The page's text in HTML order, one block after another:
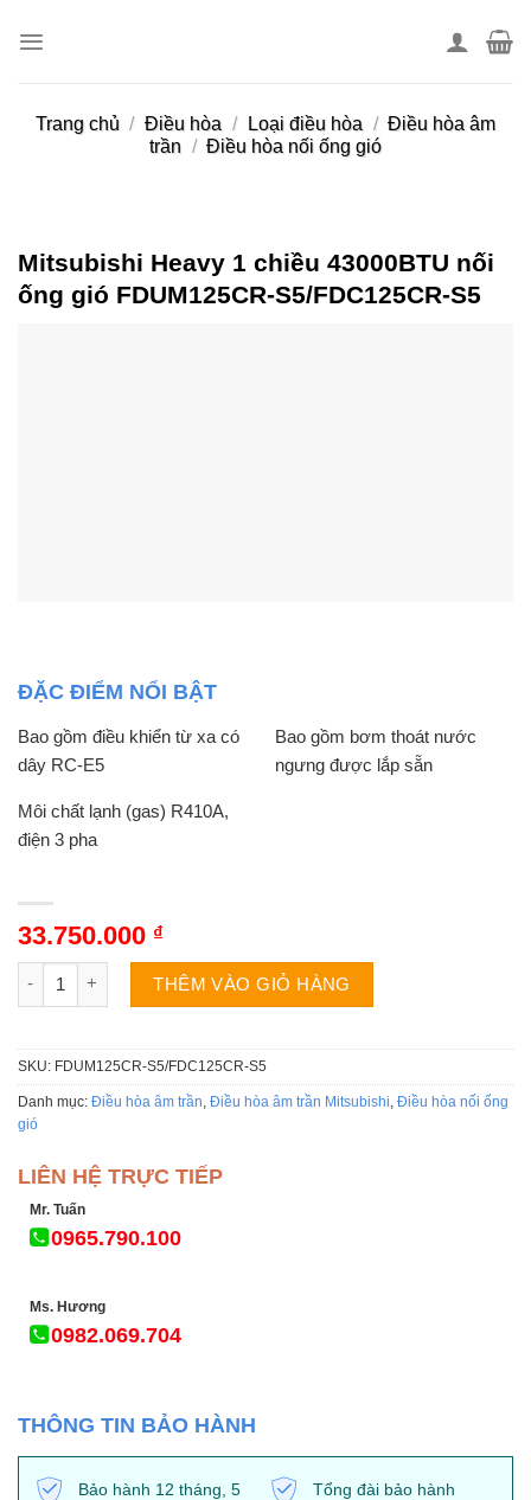
Trang chủ / Điều hòa / Loại điều hòa / Điều hòa âm
trần / Điều hòa nối ống gió
Mitsubishi Heavy 1 chiều 43000BTU nối
ống gió FDUM125CR-S5/FDC125CR-S5
ĐẶC ĐIỂM NỔI BẬT
Bao gồm điều khiển từ xa có
dây RC-E5
Bao gồm bơm thoát nước
ngưng được lắp sẵn
Môi chất lạnh (gas) R410A,
điện 3 pha
33.750.000 ₫
Mitsubishi Heavy 1 chiều 43000BTU nối ống gió FDUM125CR-
THÊM VÀO GIỎ HÀNG
SKU: FDUM125CR-S5/FDC125CR-S5
Danh mục: Điều hòa âm trần Điều hòa âm trần Mitsubishi Điều hòa nối ống
gió
LIÊN HỆ TRỰC TIẾP
Mr. Tuấn
0965.790.100
Ms. Hương
0982.069.704
THÔNG TIN BẢO HÀNH
Bảo hành 12 tháng, 5
Tổng đài bảo hành